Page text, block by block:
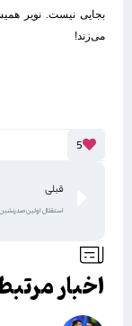
بجایی نیست. نویر
می‌زند!
5
قبلی
استقلال اولین صدرنشین
اخبار مرتبط